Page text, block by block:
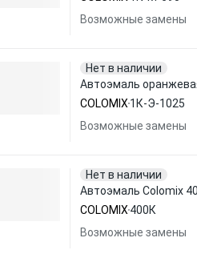
Возможные замены
Нет в наличии
Автоэмаль
COLOMIX 1К-Э-1025
Возможные замены
Нет в наличии
Автоэмаль Colomix
COLOMIX 400К
Возможные замены